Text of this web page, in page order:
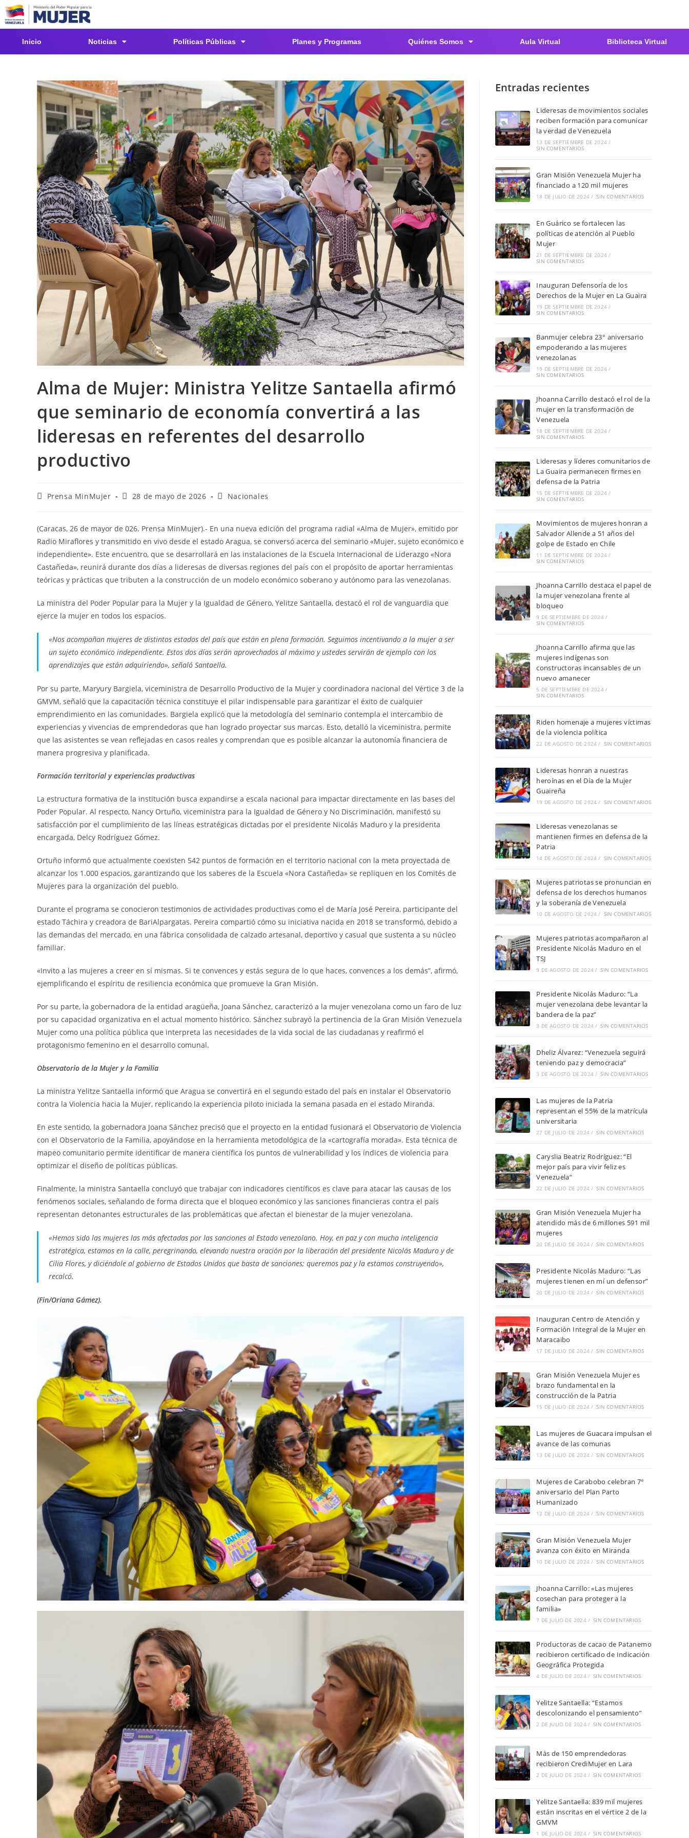
Inicio Noticias Políticas Públicas Planes y Programas Quiénes Somos Aula Virtual Biblioteca Virtual
Alma de Mujer: Ministra Yelitze Santaella afirmó
que seminario de economía convertirá a las
lideresas en referentes del desarrollo
productivo
Prensa MinMujer 28 de mayo de 2026 Nacionales
(Caracas, 26 de mayor de 026. Prensa MinMujer).- En una nueva edición del programa radial «Alma de Mujer», emitido por
Radio Miraflores y transmitido en vivo desde el estado Aragua, se conversó acerca del seminario «Mujer, sujeto económico e
independiente». Este encuentro, que se desarrollará en las instalaciones de la Escuela Internacional de Liderazgo «Nora
Castañeda», reunirá durante dos días a lideresas de diversas regiones del país con el propósito de aportar herramientas
teóricas y prácticas que tributen a la construcción de un modelo económico soberano y autónomo para las venezolanas.
La ministra del Poder Popular para la Mujer y la Igualdad de Género, Yelitze Santaella, destacó el rol de vanguardia que
ejerce la mujer en todos los espacios.
«Nos acompañan mujeres de distintos estados del país que están en plena formación. Seguimos incentivando a la mujer a ser
un sujeto económico independiente. Estos dos días serán aprovechados al máximo y ustedes servirán de ejemplo con los
aprendizajes que están adquiriendo», señaló Santaella.
Por su parte, Maryury Bargiela, viceministra de Desarrollo Productivo de la Mujer y coordinadora nacional del Vértice 3 de la
GMVM, señaló que la capacitación técnica constituye el pilar indispensable para garantizar el éxito de cualquier
emprendimiento en las comunidades. Bargiela explicó que la metodología del seminario contempla el intercambio de
experiencias y vivencias de emprendedoras que han logrado proyectar sus marcas. Esto, detalló la viceministra, permite
que las asistentes se vean reflejadas en casos reales y comprendan que es posible alcanzar la autonomía financiera de
manera progresiva y planificada.
Formación territorial y experiencias productivas
La estructura formativa de la institución busca expandirse a escala nacional para impactar directamente en las bases del
Poder Popular. Al respecto, Nancy Ortuño, viceministra para la Igualdad de Género y No Discriminación, manifestó su
satisfacción por el cumplimiento de las líneas estratégicas dictadas por el presidente Nicolás Maduro y la presidenta
encargada, Delcy Rodríguez Gómez.
Ortuño informó que actualmente coexisten 542 puntos de formación en el territorio nacional con la meta proyectada de
alcanzar los 1.000 espacios, garantizando que los saberes de la Escuela «Nora Castañeda» se repliquen en los Comités de
Mujeres para la organización del pueblo.
Durante el programa se conocieron testimonios de actividades productivas como el de María José Pereira, participante del
estado Táchira y creadora de BariAlpargatas. Pereira compartió cómo su iniciativa nacida en 2018 se transformó, debido a
las demandas del mercado, en una fábrica consolidada de calzado artesanal, deportivo y casual que sustenta a su núcleo
familiar.
«Invito a las mujeres a creer en sí mismas. Si te convences y estás segura de lo que haces, convences a los demás”, afirmó,
ejemplificando el espíritu de resiliencia económica que promueve la Gran Misión.
Por su parte, la gobernadora de la entidad aragüeña, Joana Sánchez, caracterizó a la mujer venezolana como un faro de luz
por su capacidad organizativa en el actual momento histórico. Sánchez subrayó la pertinencia de la Gran Misión Venezuela
Mujer como una política pública que interpreta las necesidades de la vida social de las ciudadanas y reafirmó el
protagonismo femenino en el desarrollo comunal.
Observatorio de la Mujer y la Familia
La ministra Yelitze Santaella informó que Aragua se convertirá en el segundo estado del país en instalar el Observatorio
contra la Violencia hacia la Mujer, replicando la experiencia piloto iniciada la semana pasada en el estado Miranda.
En este sentido, la gobernadora Joana Sánchez precisó que el proyecto en la entidad fusionará el Observatorio de Violencia
con el Observatorio de la Familia, apoyándose en la herramienta metodológica de la «cartografía morada». Esta técnica de
mapeo comunitario permite identificar de manera científica los puntos de vulnerabilidad y los índices de violencia para
optimizar el diseño de políticas públicas.
Finalmente, la ministra Santaella concluyó que trabajar con indicadores científicos es clave para atacar las causas de los
fenómenos sociales, señalando de forma directa que el bloqueo económico y las sanciones financieras contra el país
representan detonantes estructurales de las problemáticas que afectan el bienestar de la mujer venezolana.
«Hemos sido las mujeres las más afectadas por las sanciones al Estado venezolano. Hoy, en paz y con mucha inteligencia
estratégica, estamos en la calle, peregrinando, elevando nuestra oración por la liberación del presidente Nicolás Maduro y de
Cilia Flores, y diciéndole al gobierno de Estados Unidos que basta de sanciones; queremos paz y la estamos construyendo»,
recalcó.
(Fin/Oriana Gámez).
Entradas recientes
Lideresas de movimientos sociales
reciben formación para comunicar
la verdad de Venezuela
13 DE SEPTIEMBRE DE 2024 /
SIN COMENTARIOS
Gran Misión Venezuela Mujer ha
financiado a 120 mil mujeres
18 DE JULIO DE 2024 / SIN COMENTARIOS
En Guárico se fortalecen las
políticas de atención al Pueblo
Mujer
21 DE SEPTIEMBRE DE 2024 /
SIN COMENTARIOS
Inauguran Defensoría de los
Derechos de la Mujer en La Guaira
19 DE SEPTIEMBRE DE 2024 /
SIN COMENTARIOS
Banmujer celebra 23° aniversario
empoderando a las mujeres
venezolanas
19 DE SEPTIEMBRE DE 2024 /
SIN COMENTARIOS
Jhoanna Carrillo destacó el rol de la
mujer en la transformación de
Venezuela
18 DE SEPTIEMBRE DE 2024 /
SIN COMENTARIOS
Lideresas y líderes comunitarios de
La Guaira permanecen firmes en
defensa de la Patria
15 DE SEPTIEMBRE DE 2024 /
SIN COMENTARIOS
Movimientos de mujeres honran a
Salvador Allende a 51 años del
golpe de Estado en Chile
11 DE SEPTIEMBRE DE 2024 /
SIN COMENTARIOS
Jhoanna Carrillo destaca el papel de
la mujer venezolana frente al
bloqueo
9 DE SEPTIEMBRE DE 2024 /
SIN COMENTARIOS
Jhoanna Carrillo afirma que las
mujeres indígenas son
constructoras incansables de un
nuevo amanecer
5 DE SEPTIEMBRE DE 2024 /
SIN COMENTARIOS
Riden homenaje a mujeres víctimas
de la violencia política
22 DE AGOSTO DE 2024 / SIN COMENTARIOS
Lideresas honran a nuestras
heroínas en el Día de la Mujer
Guaireña
19 DE AGOSTO DE 2024 / SIN COMENTARIOS
Lideresas venezolanas se
mantienen firmes en defensa de la
Patria
14 DE AGOSTO DE 2024 / SIN COMENTARIOS
Mujeres patriotas se pronuncian en
defensa de los derechos humanos
y la soberanía de Venezuela
10 DE AGOSTO DE 2024 / SIN COMENTARIOS
Mujeres patriotas acompañaron al
Presidente Nicolás Maduro en el
TSJ
9 DE AGOSTO DE 2024 / SIN COMENTARIOS
Presidente Nicolás Maduro: “La
mujer venezolana debe levantar la
bandera de la paz”
3 DE AGOSTO DE 2024 / SIN COMENTARIOS
Dheliz Álvarez: “Venezuela seguirá
teniendo paz y democracia”
3 DE AGOSTO DE 2024 / SIN COMENTARIOS
Las mujeres de la Patria
representan el 55% de la matrícula
universitaria
27 DE JULIO DE 2024 / SIN COMENTARIOS
Caryslia Beatriz Rodríguez: “El
mejor país para vivir feliz es
Venezuela”
22 DE JULIO DE 2024 / SIN COMENTARIOS
Gran Misión Venezuela Mujer ha
atendido más de 6 millones 591 mil
mujeres
20 DE JULIO DE 2024 / SIN COMENTARIOS
Presidente Nicolás Maduro: “Las
mujeres tienen en mí un defensor”
20 DE JULIO DE 2024 / SIN COMENTARIOS
Inauguran Centro de Atención y
Formación Integral de la Mujer en
Maracaibo
17 DE JULIO DE 2024 / SIN COMENTARIOS
Gran Misión Venezuela Mujer es
brazo fundamental en la
construcción de la Patria
15 DE JULIO DE 2024 / SIN COMENTARIOS
Las mujeres de Guacara impulsan el
avance de las comunas
13 DE JULIO DE 2024 / SIN COMENTARIOS
Mujeres de Carabobo celebran 7°
aniversario del Plan Parto
Humanizado
12 DE JULIO DE 2024 / SIN COMENTARIOS
Gran Misión Venezuela Mujer
avanza con éxito en Miranda
10 DE JULIO DE 2024 / SIN COMENTARIOS
Jhoanna Carrillo: «Las mujeres
cosechan para proteger a la
familia»
7 DE JULIO DE 2024 / SIN COMENTARIOS
Productoras de cacao de Patanemo
recibieron certificado de Indicación
Geográfica Protegida
4 DE JULIO DE 2024 / SIN COMENTARIOS
Yelitze Santaella: “Estamos
descolonizando el pensamiento”
2 DE JULIO DE 2024 / SIN COMENTARIOS
Más de 150 emprendedoras
recibieron CrediMujer en Lara
2 DE JULIO DE 2024 / SIN COMENTARIOS
Yelitze Santaella: 839 mil mujeres
están inscritas en el vértice 2 de la
GMVM
1 DE JULIO DE 2024 / SIN COMENTARIOS